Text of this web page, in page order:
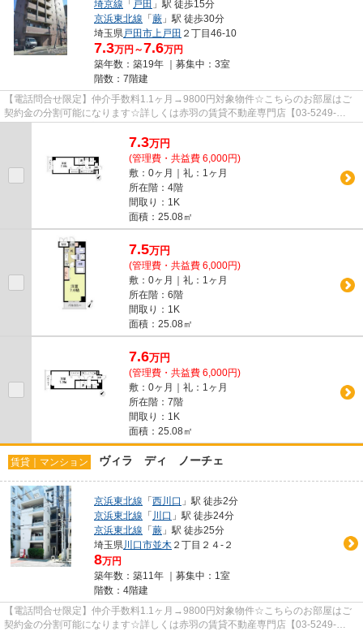
埼京線 「 戸田 」駅 徒歩15分
京浜東北線 「蕨 」駅 徒歩30分
埼玉県戸田市上戸田 ２丁目46-10
7.3万円～7.6万円
築年数：築19年 ｜募集中： 3室
階数：7階建
【電話問合せ限定】仲介手数料1.1ヶ月→9800円対象物件☆こちらのお部屋はご
契約金の分割可能になります☆詳しくは赤羽の賃貸不動産専門店【03-5249-
4177】VISION赤羽店までご連絡下さい！！
7.3万円
(管理費・共益費 6,000円)
敷：0ヶ月｜礼：1ヶ月
所在階：4階
間取り：1K
面積：25.08㎡
7.5万円
(管理費・共益費 6,000円)
敷：0ヶ月｜礼：1ヶ月
所在階：6階
間取り：1K
面積：25.08㎡
7.6万円
(管理費・共益費 6,000円)
敷：0ヶ月｜礼：1ヶ月
所在階：7階
間取り：1K
面積：25.08㎡
賃貸｜マンション ヴィラ ディ ノーチェ
京浜東北線 「西川口 」駅 徒歩2分
京浜東北線 「 川口 」駅 徒歩24分
京浜東北線 「蕨 」駅 徒歩25分
埼玉県川口市並木 ２丁目２４-２
8万円
築年数：築11年 ｜募集中： 1室
階数：4階建
【電話問合せ限定】仲介手数料1.1ヶ月→9800円対象物件☆こちらのお部屋はご
契約金の分割可能になります☆詳しくは赤羽の賃貸不動産専門店【03-5249-